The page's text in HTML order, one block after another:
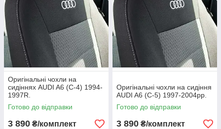
Оригінальні чохли на
сидіннях AUDI A6 (С-4) 1994-
1997R.
Готово до відправки
3 890 ₴/комплект
Оригінальні чохли на сидіння
AUDI A6 (С-5) 1997-2004рр.
Готово до відправки
3 890 ₴/комплект